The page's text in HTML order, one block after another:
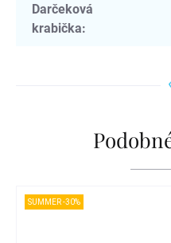
Darčeková
krabička:
SUMMER -30%